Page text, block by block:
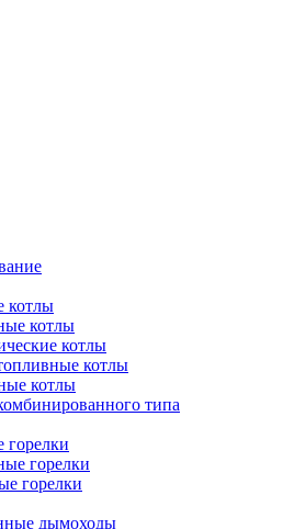
котлы
котлы
котлы
котлы
котлы
типа
горелки
горелки
горелки
дымоходы